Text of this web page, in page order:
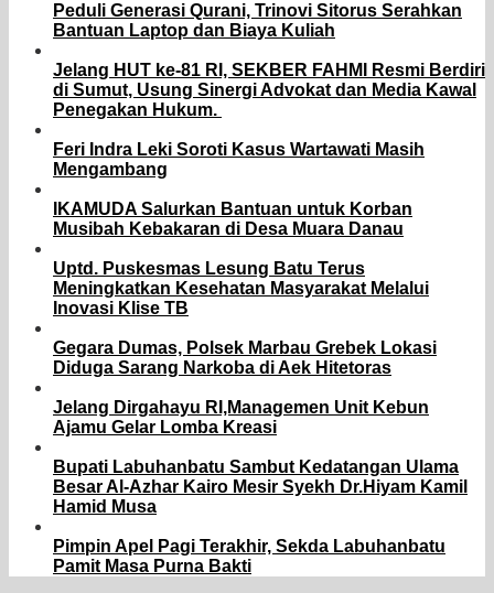
Peduli Generasi Qurani, Trinovi Sitorus Serahkan
Bantuan Laptop dan Biaya Kuliah
Jelang HUT ke-81 RI, SEKBER FAHMI Resmi Berdiri
di Sumut, Usung Sinergi Advokat dan Media Kawal
Penegakan Hukum.
Feri Indra Leki Soroti Kasus Wartawati Masih
Mengambang
IKAMUDA Salurkan Bantuan untuk Korban
Musibah Kebakaran di Desa Muara Danau
Uptd. Puskesmas Lesung Batu Terus
Meningkatkan Kesehatan Masyarakat Melalui
Inovasi Klise TB
Gegara Dumas, Polsek Marbau Grebek Lokasi
Diduga Sarang Narkoba di Aek Hitetoras
Jelang Dirgahayu RI,Managemen Unit Kebun
Ajamu Gelar Lomba Kreasi
Bupati Labuhanbatu Sambut Kedatangan Ulama
Besar Al-Azhar Kairo Mesir Syekh Dr.Hiyam Kamil
Hamid Musa
Pimpin Apel Pagi Terakhir, Sekda Labuhanbatu
Pamit Masa Purna Bakti